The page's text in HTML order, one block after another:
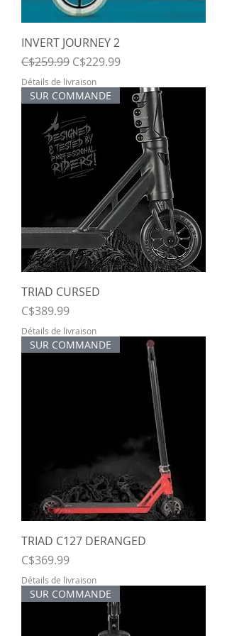
INVERT JOURNEY 2
Regular Price
C$259.99 Sale Price
C$229.99
Détails de livraison
SUR COMMANDE
TRIAD CURSED
Price
C$389.99
Détails de livraison
SUR COMMANDE
TRIAD C127 DERANGED
Price
C$369.99
Détails de livraison
SUR COMMANDE